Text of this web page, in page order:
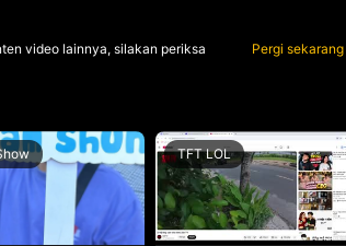
video lainnya, silakan periksa
Pergi sekarang
TFT LOL